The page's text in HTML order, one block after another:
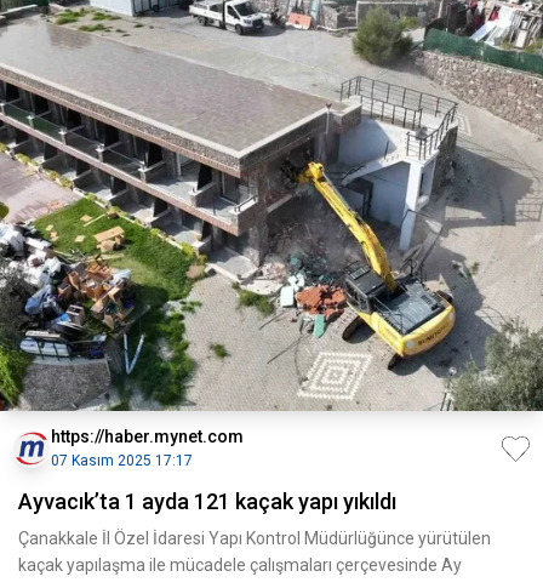
https://haber.mynet.com
07 Kasım 2025 17:17
Ayvacık’ta 1 ayda 121 kaçak yapı yıkıldı
Çanakkale İl Özel İdaresi Yapı Kontrol Müdürlüğünce yürütülen
kaçak yapılaşma ile mücadele çalışmaları çerçevesinde Ay